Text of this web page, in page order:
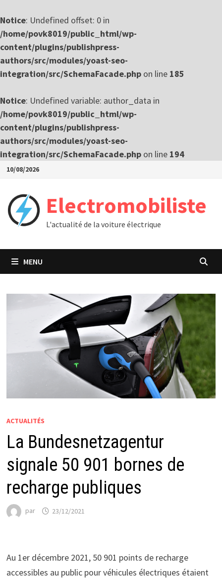
Notice: Undefined offset: 0 in
/home/povk8019/public_html/wp-
content/plugins/publishpress-
authors/src/modules/yoast-seo-
integration/src/SchemaFacade.php on line 185
Notice: Undefined variable: author_data in
/home/povk8019/public_html/wp-
content/plugins/publishpress-
authors/src/modules/yoast-seo-
integration/src/SchemaFacade.php on line 194
Passer
contenu
10/08/2026
Electromobiliste
L'actualité de la voiture électrique
MENU
ACTUALITÉS
La Bundesnetzagentur
signale 50 901 bornes de
recharge publiques
par 23/12/2021
Au 1er décembre 2021, 50 901 points de recharge
accessibles au public pour véhicules électriques étaient